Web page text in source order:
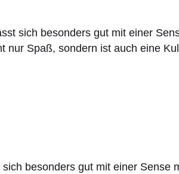
sich besonders gut mit einer
Spaß, sondern ist auch eine
besonders gut mit einer Sense